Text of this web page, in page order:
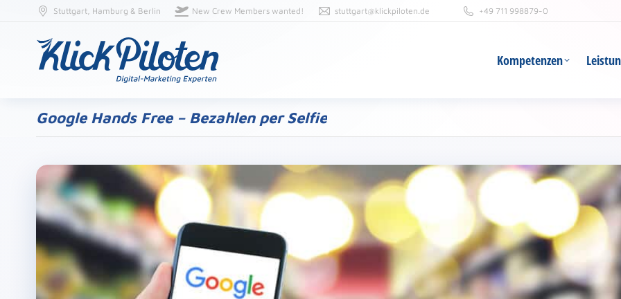
Stuttgart, Hamburg & Berlin New Crew Members wanted! stuttgart@klickpiloten.de +49 711 998879-0
Kompetenzen
Google Hands Free – Bezahlen per Selfie